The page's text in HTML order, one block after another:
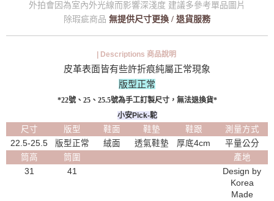
外拍會因為室內外光線而影響深淺度 建議多參考單品圖片
除瑕疵商品 無提供尺寸更換 / 退貨服務
| Descriptions 商品說明
皮革表面皆有些許折痕純屬正常現象
版型正常
*22號、25、25.5號為手工訂製尺寸，無法退換貨*
小安Pick-駝
尺寸 版型 鞋面 鞋墊 鞋跟
測量方式
22.5-25.5
版型正常 絨面 透氣鞋墊 厚底4cm
平量公分
筒高
筒圍
產地
31
41
Design by
Korea
Made